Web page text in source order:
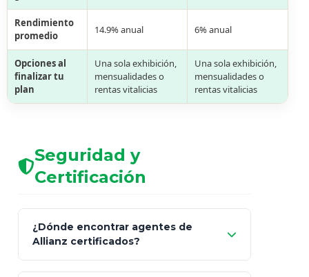
Rendimiento
promedio
14.9% anual 6% anual
Opciones al
finalizar tu
plan
Una sola exhibición,
mensualidades o
rentas vitalicias
Una sola exhibición,
mensualidades o
rentas vitalicias
Seguridad y
Certificación
¿Dónde encontrar agentes de
Allianz certificados?